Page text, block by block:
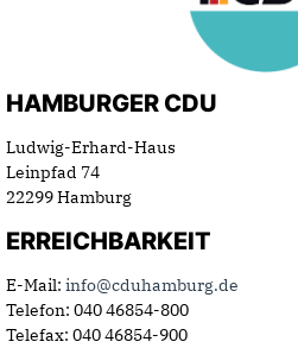
HAMBURGER CDU
Ludwig-Erhard-Haus
Leinpfad 74
22299 Hamburg
ERREICHBARKEIT
E-Mail: info@cduhamburg.de
Telefon: 040 46854-800
Telefax: 040 46854-900